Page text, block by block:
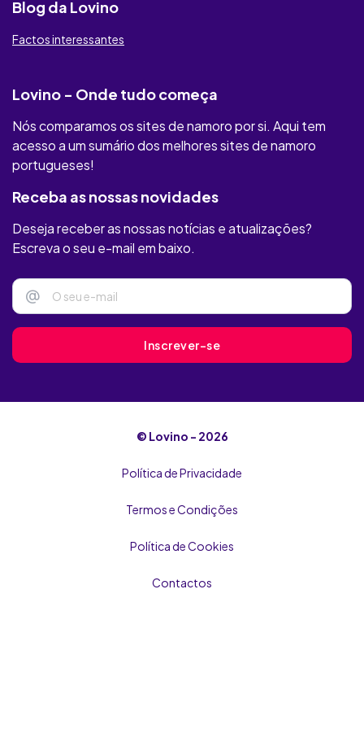
Lust
Raparigas Locais
Illicit Meat
Youumu
MAXXFINDER
Privaffair
Felizes
Clube Amizade
Blog da Lovino
Factos interessantes
Lovino - Onde tudo começa
Nós comparamos os sites de namoro por si. Aqui tem
acesso a um sumário dos melhores sites de namoro
portugueses!
Receba as nossas novidades
Deseja receber as nossas notícias e atualizações?
Escreva o seu e-mail em baixo.
@
Inscrever-se
© Lovino - 2026
Política de Privacidade
Termos e Condições
Política de Cookies
Contactos